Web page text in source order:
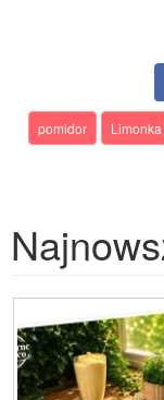
pomidor Limonka